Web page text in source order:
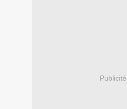
Publicité